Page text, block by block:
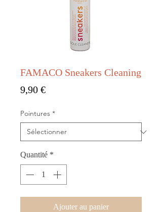
FAMACO Sneakers Cleaning
9,90 €Prix
Pointures *
Quantité *
Ajouter au panier